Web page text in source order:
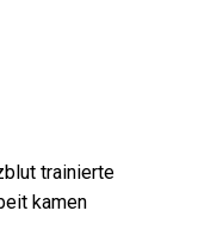
trainierte
kamen